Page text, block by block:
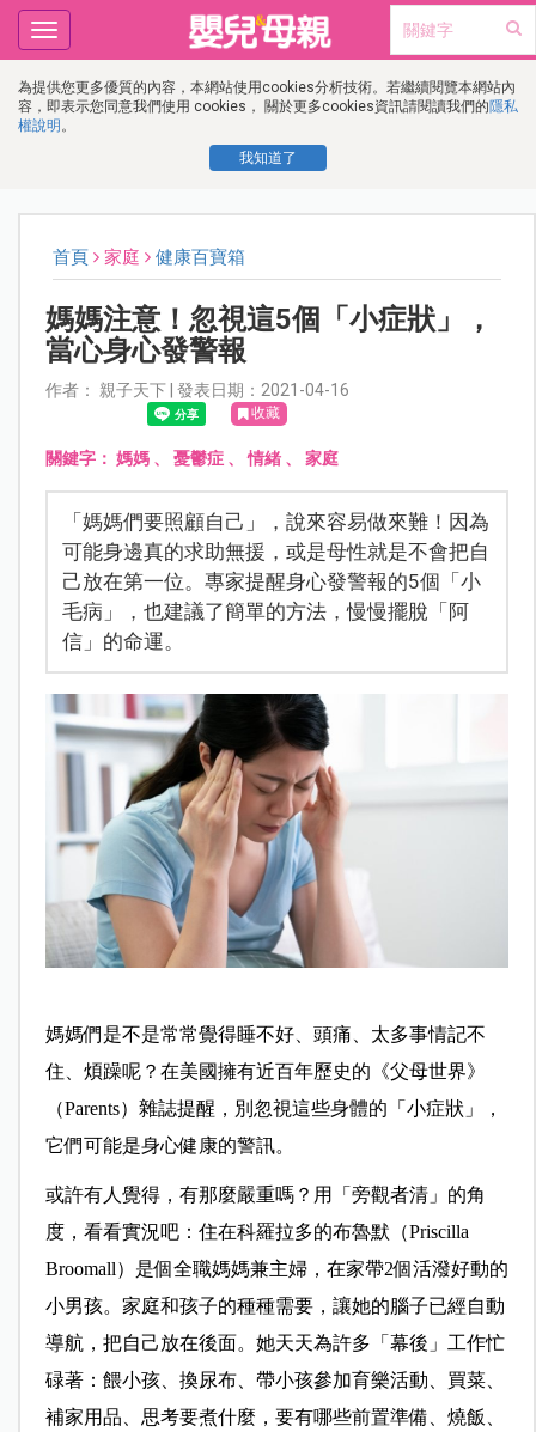
為提供您更多優質的內容，本網站使用cookies分析技術。若繼續閱覽本網站內
容，即表示您同意我們使用 cookies， 關於更多cookies資訊請閱讀我們的隱私
權說明 。
我知道了
Toggle
navigation
首頁 家庭 健康百寶箱
媽媽注意！忽視這5個「小症狀」，
當心身心發警報
作者： 親子天下 | 發表日期：2021-04-16
收藏
關鍵字： 媽媽、 憂鬱症、情緒、 家庭
「媽媽們要照顧自己」，說來容易做來難！因為
可能身邊真的求助無援，或是母性就是不會把自
己放在第一位。專家提醒身心發警報的5個「小
毛病」，也建議了簡單的方法，慢慢擺脫「阿
信」的命運。
媽媽們是不是常常覺得睡不好、頭痛、太多事情記不
住、煩躁呢？在美國擁有近百年歷史的《父母世界》
（Parents）雜誌提醒，別忽視這些身體的「小症狀」，
它們可能是身心健康的警訊。
或許有人覺得，有那麼嚴重嗎？用「旁觀者清」的角
度，看看實況吧：住在科羅拉多的布魯默（Priscilla
Broomall）是個全職媽媽兼主婦，在家帶2個活潑好動的
小男孩。家庭和孩子的種種需要，讓她的腦子已經自動
導航，把自己放在後面。她天天為許多「幕後」工作忙
碌著：餵小孩、換尿布、帶小孩參加育樂活動、買菜、
補家用品、思考要煮什麼，要有哪些前置準備、燒飯、